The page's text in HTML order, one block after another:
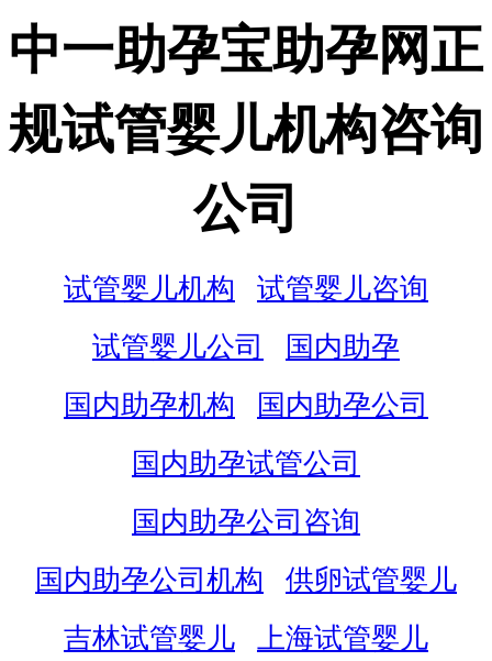
中一助孕宝助孕网正
规试管婴儿机构咨询
公司
试管婴儿机构
试管婴儿咨询
试管婴儿公司
国内助孕
国内助孕机构
国内助孕公司
国内助孕试管公司
国内助孕公司咨询
国内助孕公司机构
供卵试管婴儿
吉林试管婴儿
上海试管婴儿